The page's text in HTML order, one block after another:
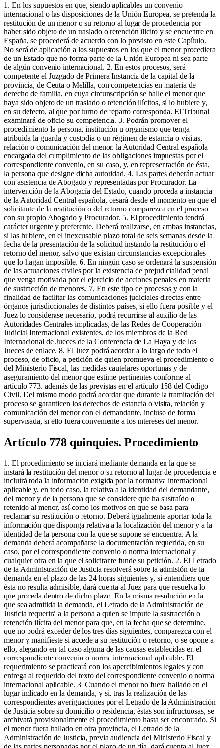
1. En los supuestos en que, siendo aplicables un convenio
internacional o las disposiciones de la Unión Europea, se pretenda la
restitución de un menor o su retorno al lugar de procedencia por
haber sido objeto de un traslado o retención ilícito y se encuentre en
España, se procederá de acuerdo con lo previsto en este Capítulo.
No será de aplicación a los supuestos en los que el menor procediera
de un Estado que no forma parte de la Unión Europea ni sea parte
de algún convenio internacional. 2. En estos procesos, será
competente el Juzgado de Primera Instancia de la capital de la
provincia, de Ceuta o Melilla, con competencias en materia de
derecho de familia, en cuya circunscripción se halle el menor que
haya sido objeto de un traslado o retención ilícitos, si lo hubiere y,
en su defecto, al que por turno de reparto corresponda. El Tribunal
examinará de oficio su competencia. 3. Podrán promover el
procedimiento la persona, institución u organismo que tenga
atribuida la guarda y custodia o un régimen de estancia o visitas,
relación o comunicación del menor, la Autoridad Central española
encargada del cumplimiento de las obligaciones impuestas por el
correspondiente convenio, en su caso, y, en representación de ésta,
la persona que designe dicha autoridad. 4. Las partes deberán actuar
con asistencia de Abogado y representadas por Procurador. La
intervención de la Abogacía del Estado, cuando proceda a instancia
de la Autoridad Central española, cesará desde el momento en que el
solicitante de la restitución o del retorno comparezca en el proceso
con su propio Abogado y Procurador. 5. El procedimiento tendrá
carácter urgente y preferente. Deberá realizarse, en ambas instancias,
si las hubiere, en el inexcusable plazo total de seis semanas desde la
fecha de la presentación de la solicitud instando la restitución o el
retorno del menor, salvo que existan circunstancias excepcionales
que lo hagan imposible. 6. En ningún caso se ordenará la suspensión
de las actuaciones civiles por la existencia de prejudicialidad penal
que venga motivada por el ejercicio de acciones penales en materia
de sustracción de menores. 7. En este tipo de procesos y con la
finalidad de facilitar las comunicaciones judiciales directas entre
órganos jurisdiccionales de distintos países, si ello fuera posible y el
Juez lo considerase necesario, podrá recurrirse al auxilio de las
Autoridades Centrales implicadas, de las Redes de Cooperación
Judicial Internacional existentes, de los miembros de la Red
Internacional de Jueces de la Conferencia de La Haya y de los
Jueces de enlace. 8. El Juez podrá acordar a lo largo de todo el
proceso, de oficio, a petición de quien promueva el procedimiento o
del Ministerio Fiscal, las medidas cautelares oportunas y de
aseguramiento del menor que estime pertinentes conforme al
artículo 773, además de las previstas en el artículo 158 del Código
Civil. Del mismo modo podrá acordar que durante la tramitación del
proceso se garanticen los derechos de estancia o visita, relación y
comunicación del menor con el demandante, incluso de forma
supervisada, si ello fuera conveniente a los intereses del menor.
Artículo 778 quinquies. Procedimiento
1. El procedimiento se iniciará mediante demanda en la que se
instará la restitución del menor o su retorno al lugar de procedencia e
incluirá toda la información exigida por la normativa internacional
aplicable y, en todo caso, la relativa a la identidad del demandante,
del menor y de la persona que se considere que ha sustraído o
retenido al menor, así como los motivos en que se basa para
reclamar su restitución o retorno. Deberá igualmente aportar toda la
información que disponga relativa a la localización del menor y a la
identidad de la persona con la que se supone se encuentra. A la
demanda deberá acompañarse la documentación requerida, en su
caso, por el correspondiente convenio o norma internacional y
cualquier otra en la que el solicitante funde su petición. 2. El Letrado
de la Administración de Justicia resolverá sobre la admisión de la
demanda en el plazo de las 24 horas siguientes y, si entendiera que
ésta no resulta admisible, dará cuenta al Juez para que resuelva lo
que proceda dentro de dicho plazo. En la misma resolución en la
que sea admitida la demanda, el Letrado de la Administración de
Justicia requerirá a la persona a quien se impute la sustracción o
retención ilícita del menor para que, en la fecha que se determine,
que no podrá exceder de los tres días siguientes, comparezca con el
menor y manifieste si accede a su restitución o retorno, o se opone a
ello, alegando en tal caso alguna de las causas establecidas en el
correspondiente convenio o norma internacional aplicable. El
requerimiento se practicará con los apercibimientos legales y con
entrega al requerido del texto del correspondiente convenio o norma
internacional aplicable. 3. Cuando el menor no fuera hallado en el
lugar indicado en la demanda, y si, tras la realización de las
correspondientes averiguaciones por el Letrado de la Administración
de Justicia sobre su domicilio o residencia, éstas son infructuosas, se
archivará provisionalmente el procedimiento hasta ser encontrado. Si
el menor fuera hallado en otra provincia, el Letrado de la
Administración de Justicia, previa audiencia del Ministerio Fiscal y
de las partes personadas por el plazo de un día, dará cuenta al Juez